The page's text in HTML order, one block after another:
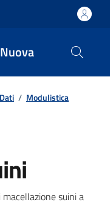
/ Modulistica
suini a